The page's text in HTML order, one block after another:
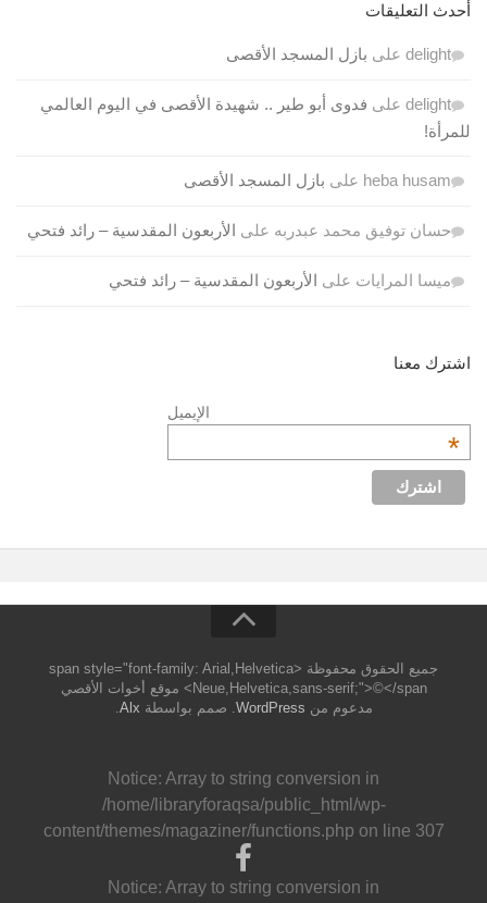
أحدث التعليقات
delight على بازل المسجد الأقصى
delight على فدوى أبو طير .. شهيدة الأقصى في اليوم العالمي
للمرأة!
heba husam على بازل المسجد الأقصى
حسان توفيق محمد عبدربه على الأربعون المقدسية – رائد فتحي
ميسا المرايات على الأربعون المقدسية – رائد فتحي
اشترك معنا
الإيميل
*
جميع الحقوق محفوظة <span style="font-family: Arial,Helvetica
Neue,Helvetica,sans-serif;">©</span> موقع أخوات الأقصي
مدعوم من WordPress. صمم بواسطة Alx
.
Notice: Array to string conversion in
/home/libraryforaqsa/public_html/wp-
content/themes/magaziner/functions.php on line 307
Notice: Array to string conversion in